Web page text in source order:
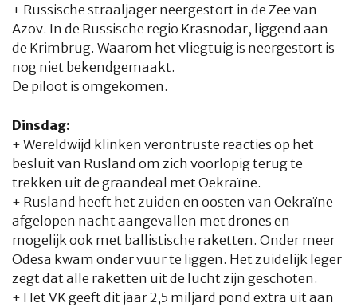
+ Russische straaljager neergestort in de Zee van
Azov. In de Russische regio Krasnodar, liggend aan
de Krimbrug. Waarom het vliegtuig is neergestort is
nog niet bekendgemaakt.
De piloot is omgekomen.
Dinsdag:
+ Wereldwijd klinken verontruste reacties op het
besluit van Rusland om zich voorlopig terug te
trekken uit de graandeal met Oekraïne.
+ Rusland heeft het zuiden en oosten van Oekraïne
afgelopen nacht aangevallen met drones en
mogelijk ook met ballistische raketten. Onder meer
Odesa kwam onder vuur te liggen. Het zuidelijk leger
zegt dat alle raketten uit de lucht zijn geschoten.
+ Het VK geeft dit jaar 2,5 miljard pond extra uit aan